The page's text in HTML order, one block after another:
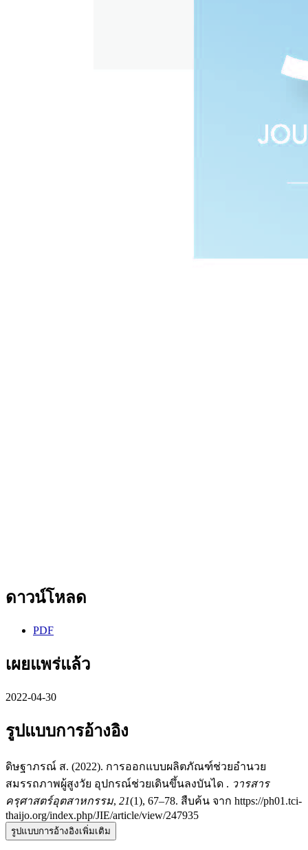
ดาวน์โหลด
PDF
เผยแพร่แล้ว
2022-04-30
รูปแบบการอ้างอิง
ดิษฐาภรณ์ ส. (2022). การออกแบบผลิตภัณฑ์ช่วยอำนวย
สมรรถภาพผู้สูงวัย อุปกรณ์ช่วยเดินขึ้นลงบันได . วารสาร
ครุศาสตร์อุตสาหกรรม, 21(1), 67–78. สืบค้น จาก https://ph01.tci-
thaijo.org/index.php/JIE/article/view/247935
รูปแบบการอ้างอิงเพิ่มเติม